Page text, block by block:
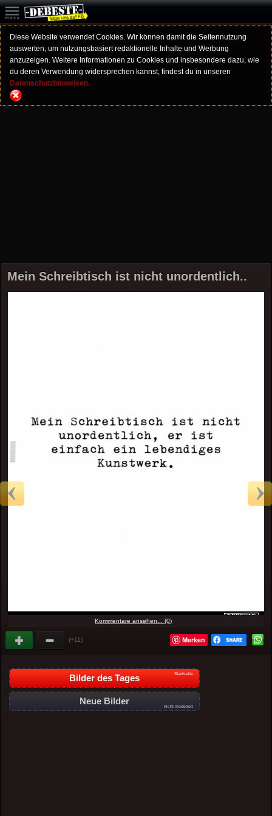
Diese Website verwendet Cookies. Wir können damit die Seitennutzung
auswerten, um nutzungsbasiert redaktionelle Inhalte und Werbung
anzuzeigen. Weitere Informationen zu Cookies und insbesondere dazu, wie
du deren Verwendung widersprechen kannst, findest du in unseren
Datenschutzhinweisen.
Mein Schreibtisch ist nicht unordentlich..
Kommentare ansehen... (0)
(+11) Merken
Bilder des Tages Startseite
Neue Bilder
nicht moderiert